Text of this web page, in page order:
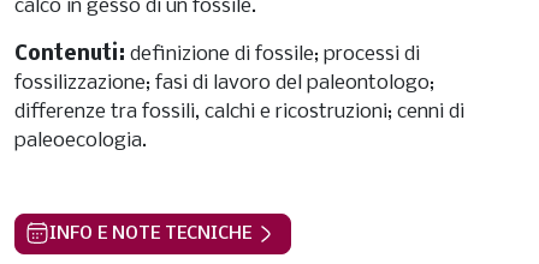
calco in gesso di un fossile.
Contenuti: definizione di fossile; processi di
fossilizzazione; fasi di lavoro del paleontologo;
differenze tra fossili, calchi e ricostruzioni; cenni di
paleoecologia.
INFO E NOTE TECNICHE